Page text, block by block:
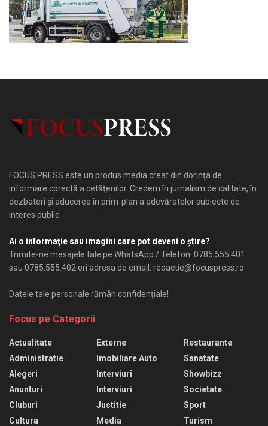
FOCUS PRESS este un produs media creat din dorinţa de
informare corectă a cetăţenilor. Credem în jurnalism de calitate, în
dezbateri şi aducerea în prim-plan a adevăratelor subiecte de
interes public.
Ai o informaţie sau imagini care pot deveni o ştire?
Trimite-ne mesajele tale pe WhatsApp / Telefon: 0785.555.401
sau 0785.555.402 ori adresa de email: redactie@focuspress.ro
Datele tale personale rămân confidenţiale!
Focus pe Categorii
Actualitate
Administratie
Alegeri
Anunturi
Cluburi
Cultura
Externe
Imobiliare Auto
Interviuri
Interviuri
Justitie
Media
Restaurante
Sanatate
Showbizz
Societate
Sport
Turism